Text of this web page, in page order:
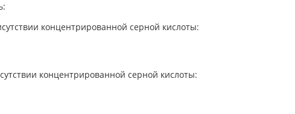
концентрированной серной кислоты:
концентрированной серной кислоты: